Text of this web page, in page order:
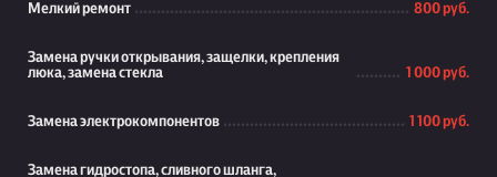
Мелкий ремонт 800 руб.
Замена ручки открывания, защелки, крепления
люка, замена стекла
1 000 руб.
Замена электрокомпонентов 1 100 руб.
Замена гидростопа, сливного шланга,